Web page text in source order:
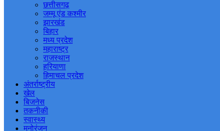
छत्तीसगढ़
जम्मू एंड कश्मीर
झारखंड
बिहार
मध्य प्रदेश
महाराष्ट्र
राजस्थान
हरियाणा
हिमाचल प्रदेश
अंतर्राष्ट्रीय
खेल
बिजनेस
तकनीकी
स्वास्थ्य
मनोरंजन